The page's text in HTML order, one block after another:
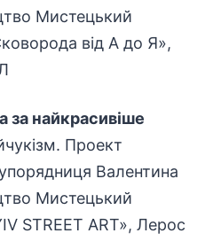
Мистецький
від А до Я»,
за найкрасивіше
Проект
Валентина
Мистецький
STREET ART», Лерос